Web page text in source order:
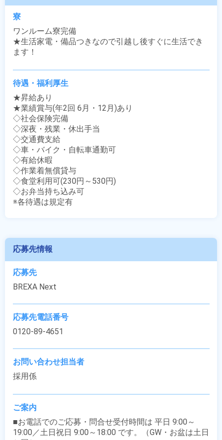
寮
ワンルーム寮完備
★生活家電・備品つきなので引越し後すぐに生活でき
ます！
待遇・福利厚生
★昇給あり
★業績賞与(年2回 6月・12月)あり
◇社会保険完備
◇深夜・残業・休出手当
◇交通費支給
◇車・バイク・自転車通勤可
◇有給休暇
◇作業着無償貸与
◇食堂利用可(230円～530円)
◇お弁当持ち込み可
※各待遇は規定有
応募先情報
応募先
BREXA Next
応募先電話番号
0120-89-4651
お問い合わせ担当者
採用係
ご案内
■お電話でのご応募・問合せ受付時間は 平日 9:00～
19:00／土日祝日 9:00～18:00 です。（GW・お盆は土日